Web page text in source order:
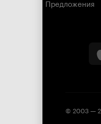
Предложения
© 2003 —